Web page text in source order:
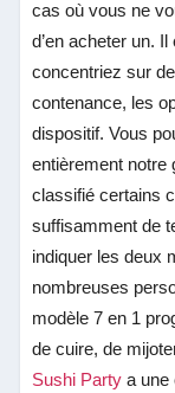
cas où vous ne
d’en acheter un.
concentriez sur
contenance, les
dispositif. Vous
entièrement notre
classifié certains
suffisamment de
indiquer les deux
nombreuses
modèle 7 en 1
de cuire, de
Sushi Party a une